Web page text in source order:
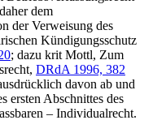
dem
der Verweisung des
Kündigungsschutz
; dazu krit Mottl, Zum
, DRdA 1996, 382
davon ab und
ersten Abschnittes des
– Individualrecht.